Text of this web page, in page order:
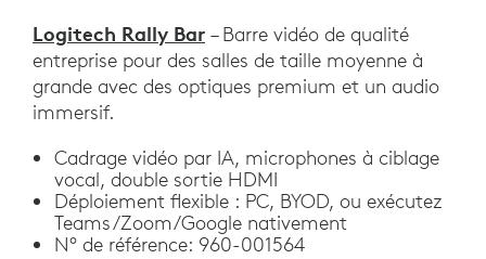
Logitech Rally Bar – Barre vidéo de qualité
entreprise pour des salles de taille moyenne à
grande avec des optiques premium et un audio
immersif.
Cadrage vidéo par IA, microphones à ciblage
vocal, double sortie HDMI
Déploiement flexible : PC, BYOD, ou exécutez
Teams/Zoom/Google nativement
N° de référence: 960-001564